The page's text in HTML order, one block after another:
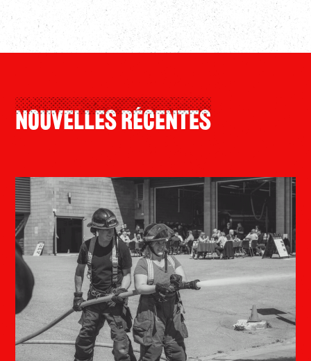
Nouvelles Récentes